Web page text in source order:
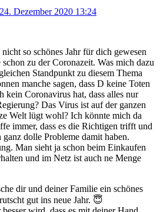
24. Dezember 2020 13:24
so schönes Jahr für dich gewesen
zu der Coronazeit. Was mich dazu
Standpunkt zu diesem Thema
manche sagen, dass D keine Toten
kein Coronavirus hat, dass alles nur
Das Virus ist auf der ganzen
Welt lügt wohl? Ich könnte mich da
immer, dass es die Richtigen trifft und
dolle Probleme damit haben.
Man sieht ja schon beim Einkaufen
und im Netz ist auch ne Menge
dir und deiner Familie ein schönes
gut ins neue Jahr. 😇